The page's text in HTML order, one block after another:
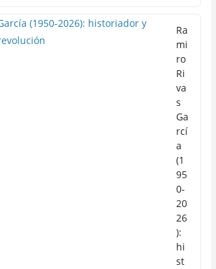
Ra
mi
ro
Ri
va
s
Ga
rcí
a
(1
95
0-
20
26
):
hi
st